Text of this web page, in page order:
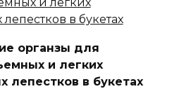
органзы для
и легких
лепестков в букетах